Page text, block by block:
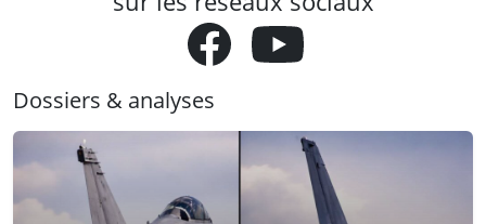
Dossiers & analyses